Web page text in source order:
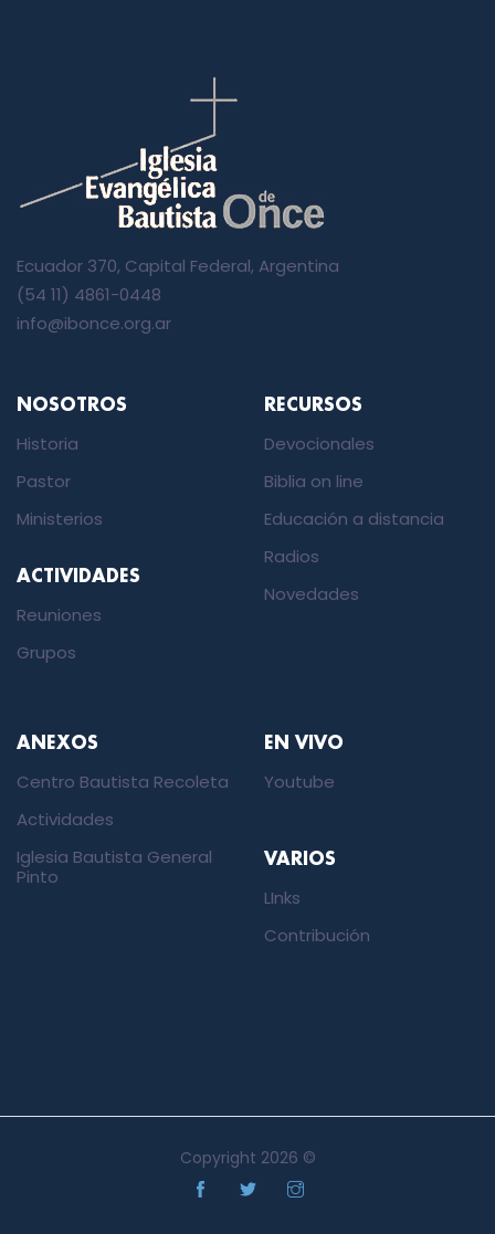
Ecuador 370, Capital Federal, Argentina
(54 11) 4861-0448
info@ibonce.org.ar
NOSOTROS
Historia
Pastor
Ministerios
ACTIVIDADES
Reuniones
Grupos
RECURSOS
Devocionales
Biblia on line
Educación a distancia
Radios
Novedades
ANEXOS
Centro Bautista Recoleta
Actividades
Iglesia Bautista General
Pinto
EN VIVO
Youtube
VARIOS
LInks
Contribución
Copyright 2026 ©